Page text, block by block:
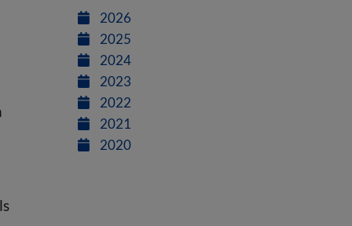
2026
2025
2024
2023
2022
2021
2020